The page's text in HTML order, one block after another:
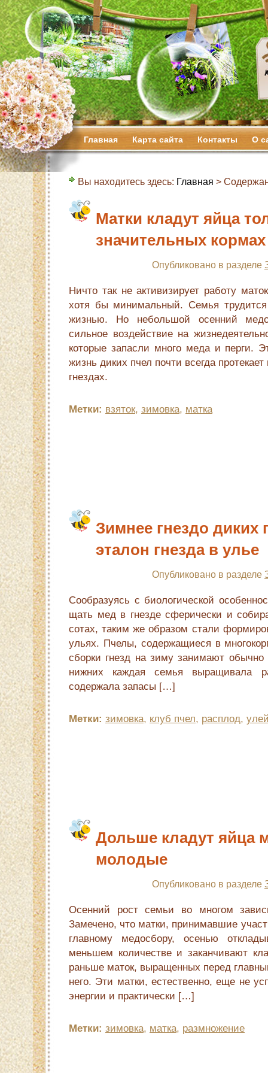
Главная Карта сайта Контакты О
Вы находитесь здесь: Главная >
Матки кладут яйца
значительных кормах
Опубликовано в разделе
Ничто так не активизирует работу
хотя бы минимальный. Семья
жизнью. Но небольшой осенний
сильное воздействие на
которые запасли много меда и перги.
жизнь диких пчел почти всегда
гнездах.
Метки: взяток, зимовка, матка
Зимнее гнездо диких
эталон гнезда в улье
Опубликовано в разделе
Со­образуясь с биологической
щать мед в гнезде сферически и
сотах, таким же образом стали
ульях. Пчелы, содержащиеся в
сборки гнезд на зиму занимают
нижних каждая семья выращивала
содержала запасы […]
Метки: зимовка, клуб пчел, расплод,
Дольше кладут яйца
молодые
Опубликовано в разделе
Осенний рост семьи во многом
Замечено, что матки, принимавшие
главному медосбору, осенью
меньшем ко­личестве и заканчивают
раньше маток, выращенных перед
него. Эти матки, естественно, еще не
энергии и практически […]
Метки: зимовка, матка, размножение